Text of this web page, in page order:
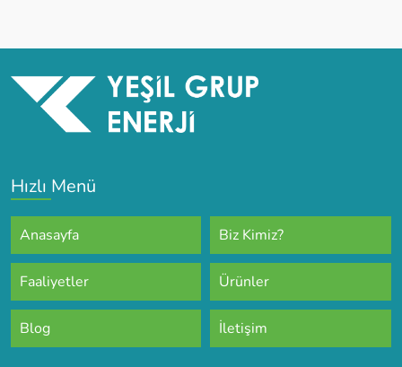
Hızlı Menü
Anasayfa Biz Kimiz?
Faaliyetler Ürünler
Blog İletişim